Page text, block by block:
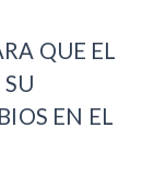
QUE EL
EN EL